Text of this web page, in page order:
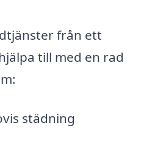
från ett
till med en rad
städning